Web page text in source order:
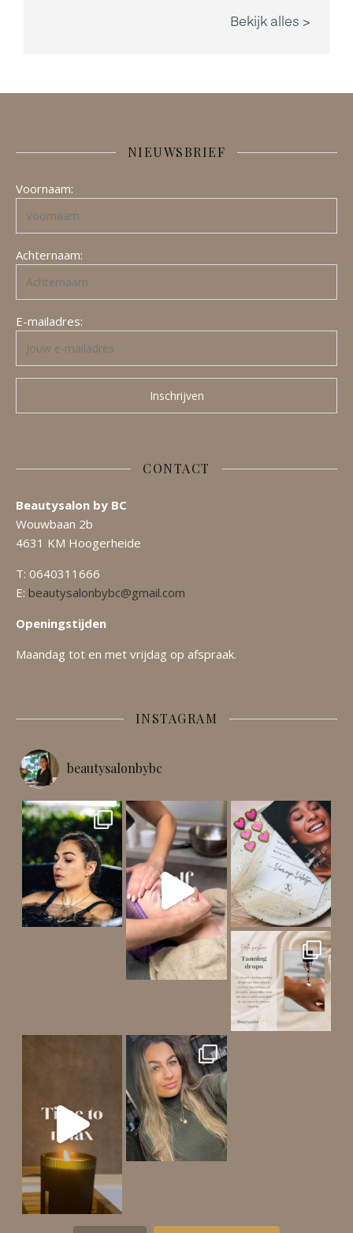
NIEUWSBRIEF
Voornaam:
Achternaam:
E-mailadres:
CONTACT
Beautysalon by BC
Wouwbaan 2b
4631 KM Hoogerheide
T: 0640311666
E: beautysalonbybc@gmail.com
Openingstijden
Maandag tot en met vrijdag op afspraak.
INSTAGRAM
beautysalonbybc
Een intensief reinigende behande ! Ben jij opzoek naar
Bij aankoop van een Marc
Wil jij ook str